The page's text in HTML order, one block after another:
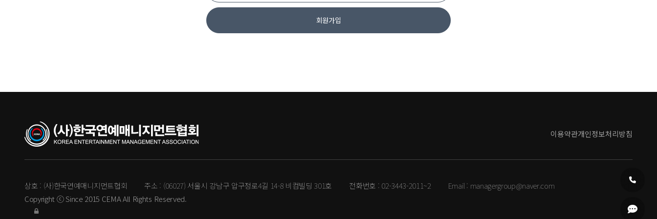
회원가입
이용약관개인정보처리방침
상호 : (사)한국연예매니지먼트협회 주소 : (06027) 서울시 강남구 압구정로4길 14-8 비컴빌딩 301호 전화번호 : 02-3443-2011~2 Email : managergroup@naver.com
Copyright ⓒ Since 2015 CEMA All Rights Reserved.